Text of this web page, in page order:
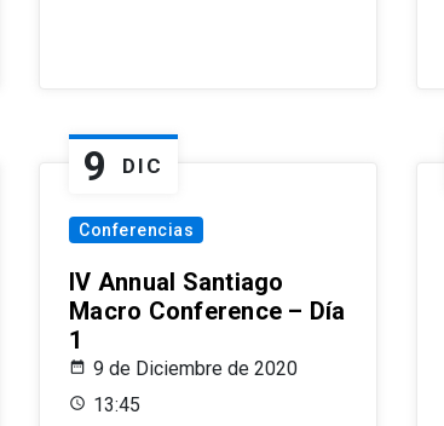
9 DIC
Conferencias
IV Annual Santiago
Macro Conference – Día
1
9 de Diciembre de 2020
13:45